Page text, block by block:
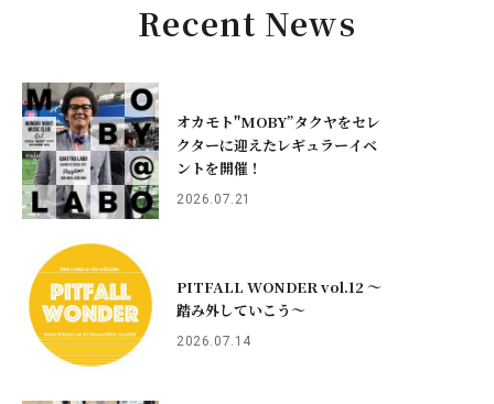
Recent News
オカモト"MOBY”タクヤをセレ
クターに迎えたレギュラーイベ
ントを開催！
2026.07.21
PITFALL WONDER vol.12 ～
踏み外していこう〜
2026.07.14